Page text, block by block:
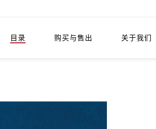
目录 购买与售出 关于我们